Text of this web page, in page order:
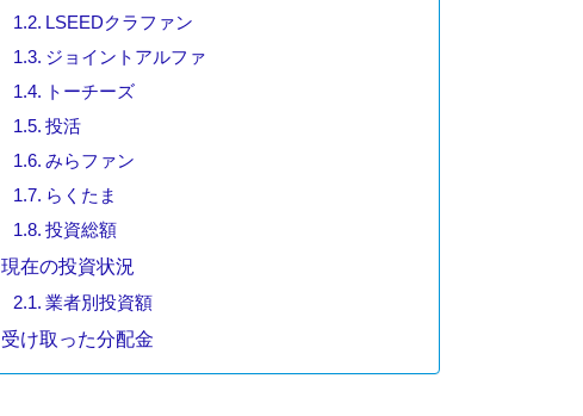
LSEEDクラファン
ジョイントアルファ
トーチーズ
投活
みらファン
らくたま
投資総額
現在の投資状況
業者別投資額
受け取った分配金